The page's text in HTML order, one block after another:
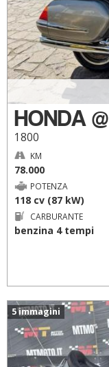
HONDA @
1800
KM
78.000
POTENZA
118 cv (87 kW)
CARBURANTE
benzina 4 tempi
5 immagini